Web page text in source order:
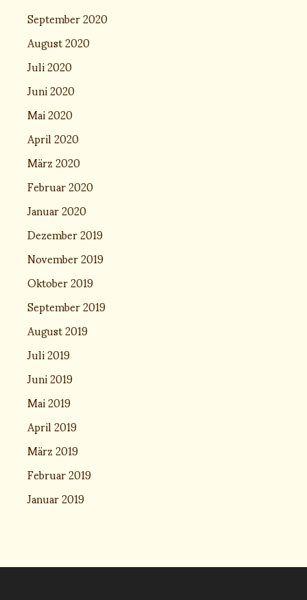
September 2020
August 2020
Juli 2020
Juni 2020
Mai 2020
April 2020
März 2020
Februar 2020
Januar 2020
Dezember 2019
November 2019
Oktober 2019
September 2019
August 2019
Juli 2019
Juni 2019
Mai 2019
April 2019
März 2019
Februar 2019
Januar 2019